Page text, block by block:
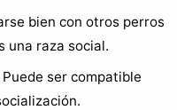
bien con otros perros
una raza social.
Puede ser compatible